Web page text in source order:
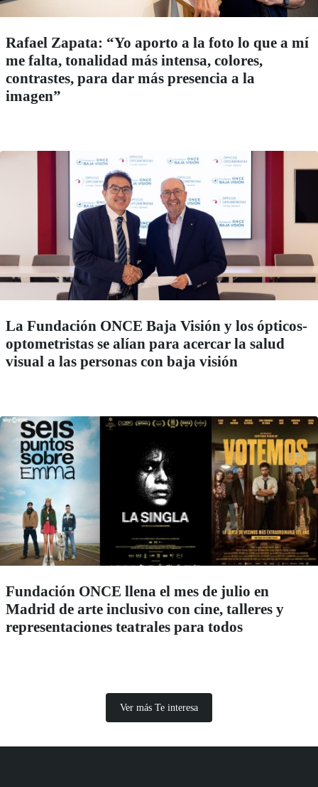
Rafael Zapata: “Yo aporto a la foto lo que a mí
me falta, tonalidad más intensa, colores,
contrastes, para dar más presencia a la
imagen”
La Fundación ONCE Baja Visión y los ópticos-
optometristas se alían para acercar la salud
visual a las personas con baja visión
Fundación ONCE llena el mes de julio en
Madrid de arte inclusivo con cine, talleres y
representaciones teatrales para todos
Ver más Te interesa